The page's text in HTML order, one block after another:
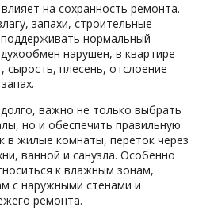
на сохранность ремонта.
запахи, строительные
нормальный
нарушен, в квартире
сырость, плесень, отслоение
важно не только выбрать
но и обеспечить правильную
в жилые комнаты, переток через
ванной и санузла. Особенно
к влажным зонам,
с наружными стенами и
ремонта.